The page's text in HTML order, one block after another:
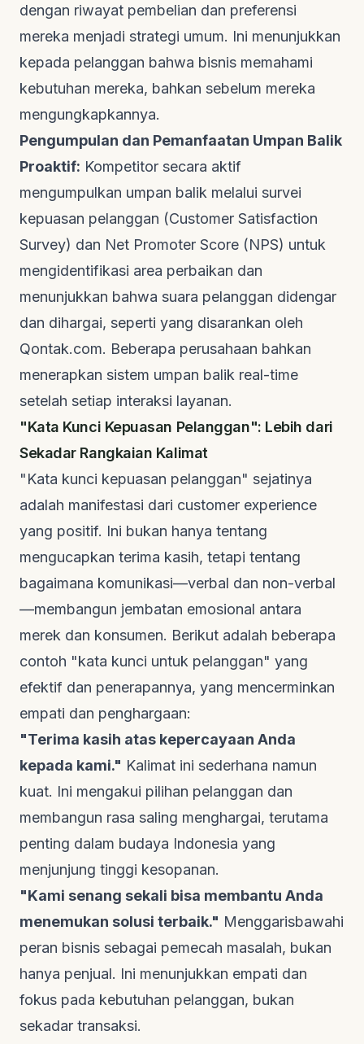
dengan riwayat pembelian dan preferensi
mereka menjadi strategi umum. Ini menunjukkan
kepada pelanggan bahwa bisnis memahami
kebutuhan mereka, bahkan sebelum mereka
mengungkapkannya.
Pengumpulan dan Pemanfaatan Umpan Balik
Proaktif: Kompetitor secara aktif
mengumpulkan umpan balik melalui survei
kepuasan pelanggan (Customer Satisfaction
Survey) dan Net Promoter Score (NPS) untuk
mengidentifikasi area perbaikan dan
menunjukkan bahwa suara pelanggan didengar
dan dihargai, seperti yang disarankan oleh
Qontak.com. Beberapa perusahaan bahkan
menerapkan sistem umpan balik real-time
setelah setiap interaksi layanan.
"Kata Kunci Kepuasan Pelanggan": Lebih dari
Sekadar Rangkaian Kalimat
"Kata kunci kepuasan pelanggan" sejatinya
adalah manifestasi dari customer experience
yang positif. Ini bukan hanya tentang
mengucapkan terima kasih, tetapi tentang
bagaimana komunikasi—verbal dan non-verbal
—membangun jembatan emosional antara
merek dan konsumen. Berikut adalah beberapa
contoh "kata kunci untuk pelanggan" yang
efektif dan penerapannya, yang mencerminkan
empati dan penghargaan:
"Terima kasih atas kepercayaan Anda
kepada kami." Kalimat ini sederhana namun
kuat. Ini mengakui pilihan pelanggan dan
membangun rasa saling menghargai, terutama
penting dalam budaya Indonesia yang
menjunjung tinggi kesopanan.
"Kami senang sekali bisa membantu Anda
menemukan solusi terbaik." Menggarisbawahi
peran bisnis sebagai pemecah masalah, bukan
hanya penjual. Ini menunjukkan empati dan
fokus pada kebutuhan pelanggan, bukan
sekadar transaksi.